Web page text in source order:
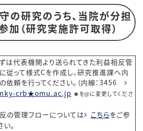
の研究のうち、当院が分担
加（研究実施許可取得）
代表機関より送られてきた利益相反管
従って様式Cを作成し、研究推進課へ内
依頼を行ってください。（内線：3456
crb★omu.ac.jp ★を@に変更してくださ
の管理フローについては
こちらをご参
。